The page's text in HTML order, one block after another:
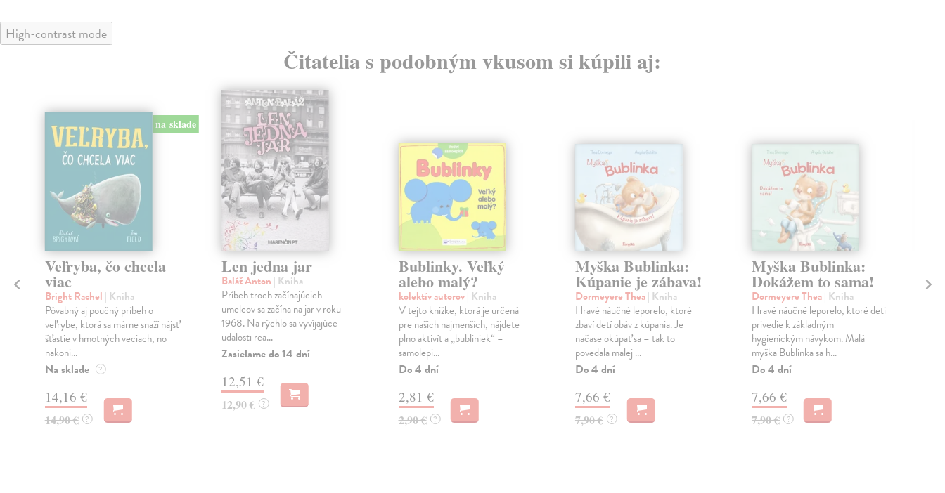
High-contrast mode
Čitatelia s podobným vkusom si kúpili aj:
na sklade
Veľryba, čo chcela
viac
Bright Rachel | Kniha
Pôvabný aj poučný príbeh o
veľrybe, ktorá sa márne snaží nájsť
šťastie v hmotných veciach, no
nakoni...
Na sklade ?
14,16 €
14,90 € ?
Len jedna jar
Baláž Anton | Kniha
Príbeh troch začínajúcich
umelcov sa začína na jar v roku
1968. Na rýchlo sa vyvíjajúce
udalosti rea...
Zasielame do 14 dní
12,51 €
12,90 € ?
Bublinky. Veľký
alebo malý?
kolektív autorov| Kniha
V tejto knižke, ktorá je určená
pre našich najmenších, nájdete
plno aktivít a „bubliniek“ –
samolepi...
Do 4 dní
2,81 €
2,90 € ?
Myška Bublinka:
Kúpanie je zábava!
Dormeyere Thea| Kniha
Hravé náučné leporelo, ktoré
zbaví detí obáv z kúpania. Je
načase okúpať sa – tak to
povedala malej ...
Do 4 dní
7,66 €
7,90 € ?
Myška Bublinka:
Dokážem to sama!
Dormeyere Thea| Kniha
Hravé náučné leporelo, ktoré deti
privedie k základným
hygienickým návykom. Malá
myška Bublinka sa h...
Do 4 dní
7,66 €
7,90 € ?